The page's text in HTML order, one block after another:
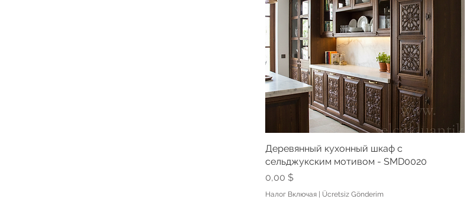
Деревянный кухонный шкаф с
сельджукским мотивом - SMD0020
Цена
0,00 $
Налог Включая| Ücretsiz Gönderim